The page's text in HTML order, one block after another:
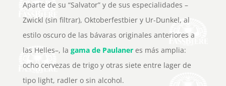
Aparte de su “Salvator” y de sus especialidades –
Zwickl (sin filtrar), Oktoberfestbier y Ur-Dunkel, al
estilo oscuro de las bávaras originales anteriores a
las Helles–, la gama de Paulaner es más amplia:
ocho cervezas de trigo y otras siete entre lager de
tipo light, radler o sin alcohol.